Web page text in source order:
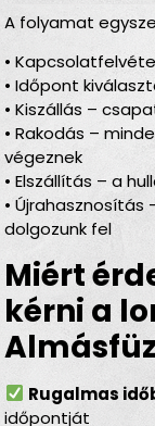
A folyamat
•
• Időpont
• Kiszállás –
• Rakodás –
végeznek
• Elszállítás – a
•
dolgozunk fel
Miért
kérni a
Rugalmas
időpontját